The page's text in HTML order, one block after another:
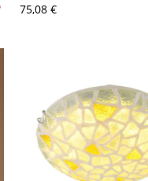
75,08 €